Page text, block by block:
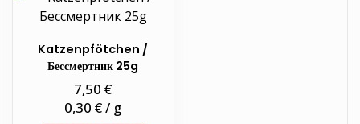
Katzenpfötchen /
Бессмертник 25g
7,50€
0,30€/ g